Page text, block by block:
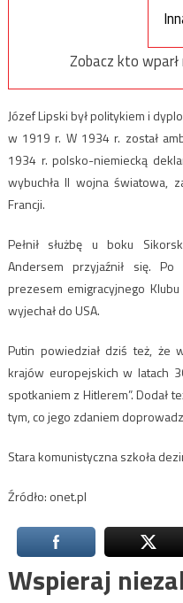
Zobacz kto
Józef Lipski był politykiem i
w 1919 r. W 1934 r. został
1934 r. polsko-niemiecką
wybuchła II wojna światowa,
Francji.
Pełnił służbę u boku
Andersem przyjaźnił się. Po
prezesem emigracyjnego
wyjechał do USA.
Putin powiedział dziś też, że
krajów europejskich w latach
spotkaniem z Hitlerem”. Dodał
tym, co jego zdaniem
Stara komunistyczna szkoła
Źródło: onet.pl
Wspieraj